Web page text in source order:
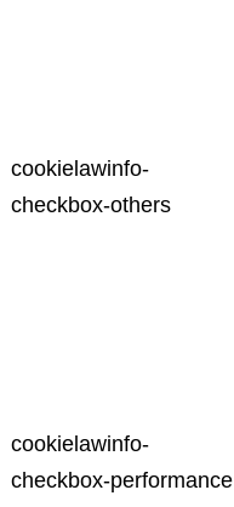
cookielawinfo-
checkbox-others
cookielawinfo-
checkbox-performance